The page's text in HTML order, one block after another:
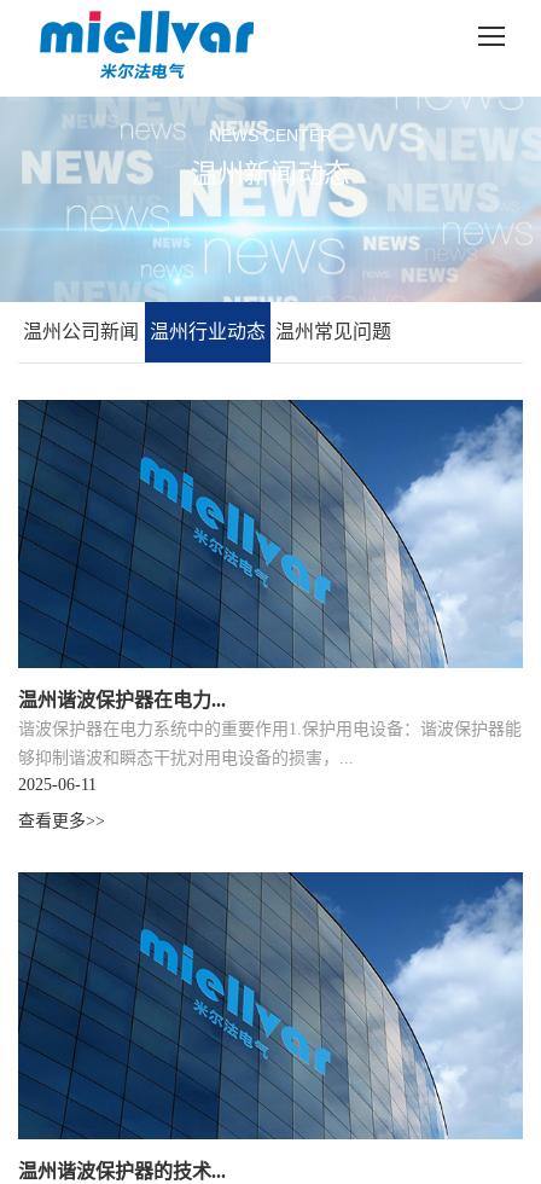
NEWS CENTER
温州新闻动态
温州公司新闻 温州行业动态 温州常见问题
温州谐波保护器在电力...
谐波保护器在电力系统中的重要作用1.保护用电设备：谐波保护器能
够抑制谐波和瞬态干扰对用电设备的损害，...
2025-06-11
查看更多>>
温州谐波保护器的技术...